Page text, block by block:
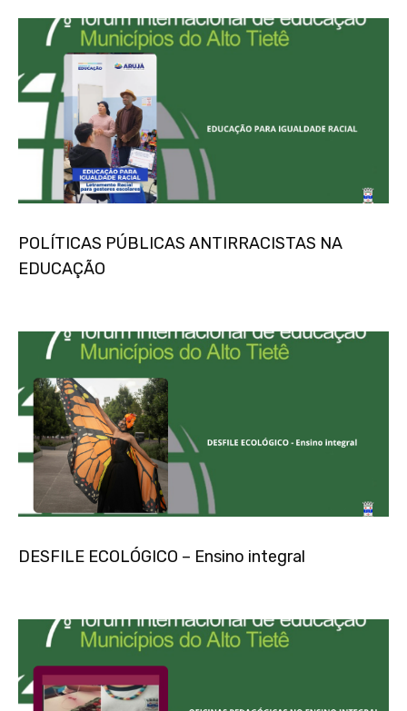
POLÍTICAS PÚBLICAS ANTIRRACISTAS NA
EDUCAÇÃO
DESFILE ECOLÓGICO – Ensino integral